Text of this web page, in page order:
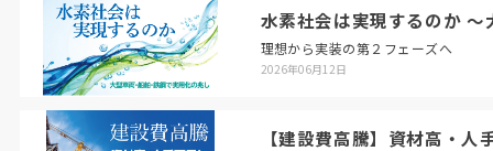
水素社会は実現するのか
理想から実装の第２フェーズへ
2026年06月12日
【建設費高騰】資材高・